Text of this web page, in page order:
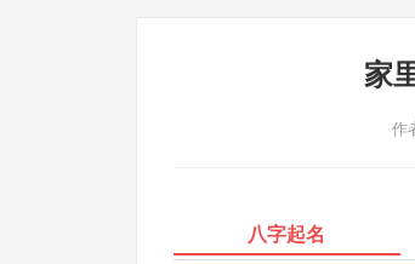
家
作
八字起名